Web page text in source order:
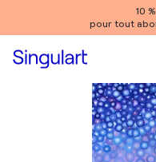
10
pour tout